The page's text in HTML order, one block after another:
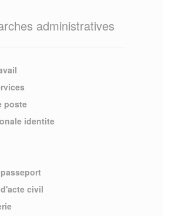
administratives
poste
identite
civil